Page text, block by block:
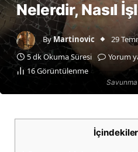
Nelerdir, Nasıl
ByMartinovic
29
5 dk Okuma Süresi
Yorum
16Görüntülenme
İçindekiler